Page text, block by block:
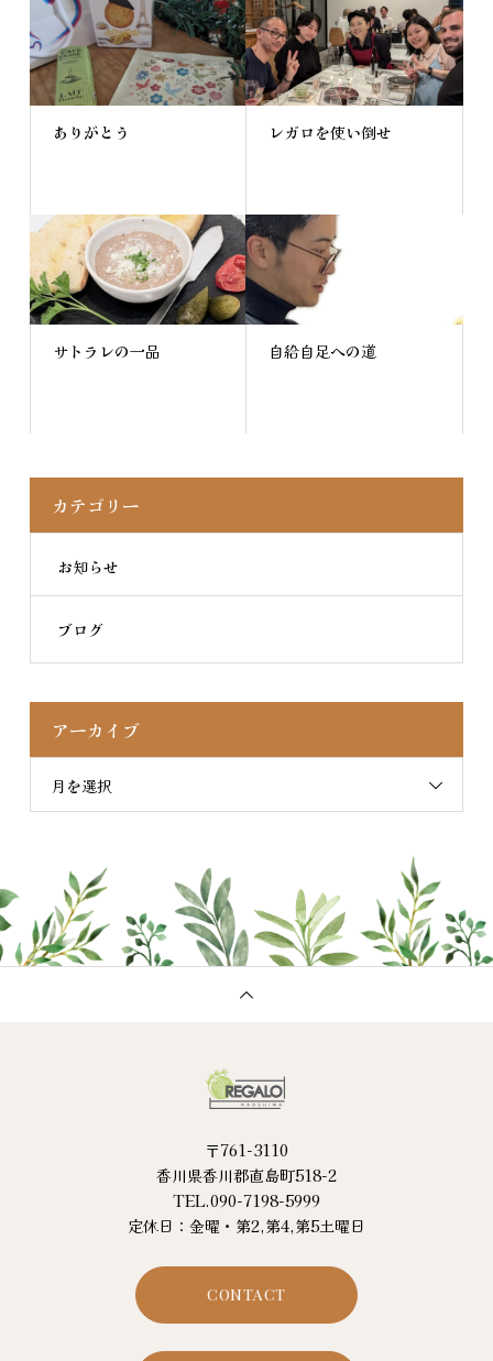
ありがとう レガロを使い倒せ
サトラレの一品 自給自足への道
カテゴリー
お知らせ
ブログ
アーカイブ
月を選択
〒761-3110
香川県香川郡直島町518-2
TEL.090-7198-5999
定休日：金曜・第2,第4,第5土曜日
CONTACT